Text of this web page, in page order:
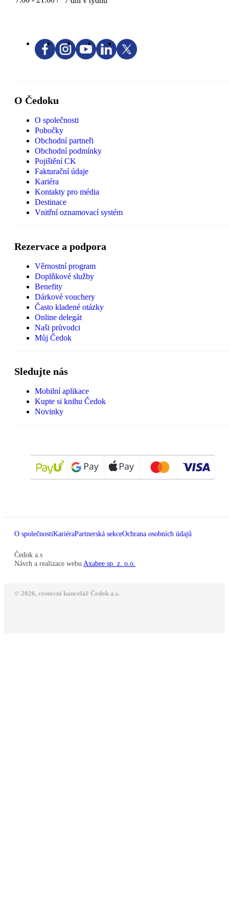
O Čedoku
O společnosti
Pobočky
Obchodní partneři
Obchodní podmínky
Pojištění CK
Fakturační údaje
Kariéra
Kontakty pro média
Destinace
Vnitřní oznamovací systém
Rezervace a podpora
Věrnostní program
Doplňkové služby
Benefity
Dárkové vouchery
Často kladené otázky
Online delegát
Naši průvodci
Můj Čedok
Sledujte nás
Mobilní aplikace
Kupte si knihu Čedok
Novinky
O společnostiKariéraPartnerská sekceOchrana osobních údajů
Čedok a.s
Návrh a realizace webu Axabee sp. z. o.o.
© 2026, cestovní kancelář Čedok a.s.